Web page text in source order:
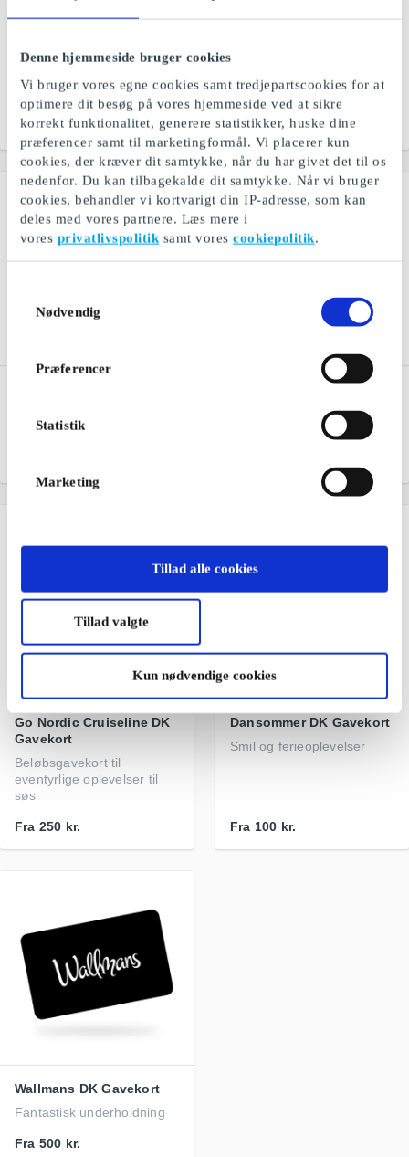
Denne hjemmeside bruger cookies
Vi bruger vores egne cookies samt tredjepartscookies for at
optimere dit besøg på vores hjemmeside ved at sikre
korrekt funktionalitet, generere statistikker, huske dine
præferencer samt til marketingformål. Vi placerer kun
cookies, der kræver dit samtykke, når du har givet det til os
nedenfor. Du kan tilbagekalde dit samtykke. Når vi bruger
cookies, behandler vi kortvarigt din IP-adresse, som kan
deles med vores partnere. Læs mere i
vores privatlivspolitik samt vorescookiepolitik.
Nødvendig
Præferencer
Statistik
Marketing
Tillad alle cookies
Tillad valgte
Kun nødvendige cookies
Hjemmelavet is af de
bedste råvarer
Fra 50 kr.
Gavekort
Den bedste gave til enhver
golfspiller
Fra 50 kr.
og underholdning
Gourmetkød leveret til din
Go Nordic Cruiseline DK
Gavekort
Beløbsgavekort til
eventyrlige oplevelser til
søs
Fra 250 kr.
Dansommer DK Gavekort
Smil og ferieoplevelser
Fra 100 kr.
Wallmans DK Gavekort
Fantastisk underholdning
Fra 500 kr.